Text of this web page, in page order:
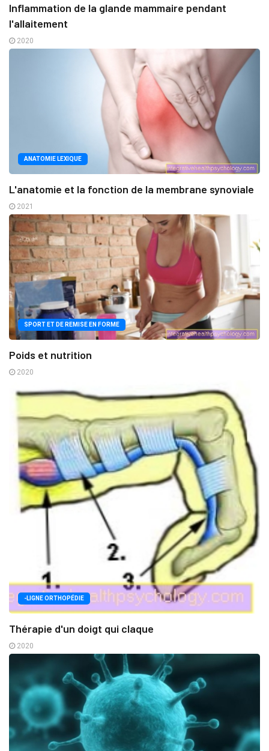
Inflammation de la glande mammaire pendant
l'allaitement
2020
ANATOMIE LEXIQUE
L'anatomie et la fonction de la membrane synoviale
2021
SPORT ET DE REMISE EN FORME
Poids et nutrition
2020
-LIGNE ORTHOPÉDIE
Thérapie d'un doigt qui claque
2020